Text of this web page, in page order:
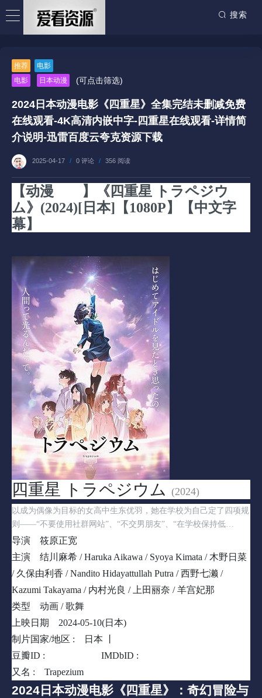
搜索
推荐
电影
电影
日本动漫 (可点击筛选)
2024日本动漫电影《四重星》全集完结未删减免费
在线观看-4K高清内嵌中字-四重星在线观看-详情简
介说明-迅雷百度云夸克资源下载
2025-04-17 / 0 评论 / 356 阅读
【动漫
】《四重星 トラペジウ
ム》(2024)[日本]【1080P】【中文字
幕】
四重星 トラペジウム (2024)
以成为偶像为目标的女高中生东优羽，她在学校为自己定了四项规
则——“不要使用社群网站”、“不交男朋友”、“在学校保持低
调”、“和来自东西南北的美少女成为朋友”，并和她们组成4人偶像
团体。
导演
筱原正宽
主演
结川麻希 / Haruka Aikawa / Syoya Kimata / 木野日菜
/ 久保由利香 / Nandito Hidayattullah Putra / 西野七濑 /
Kazumi Takayama / 内村光良 / 上田丽奈 / 羊宫妃那
类型
动画 / 歌舞
上映日期
2024-05-10(日本)
制片国家/地区 :
日本 丨
豆瓣ID :
IMDbID :
又名 :
Trapezium
2024日本动漫电影 《四重星》：奇幻冒险与